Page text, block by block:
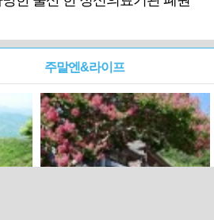
주말엔&라이프